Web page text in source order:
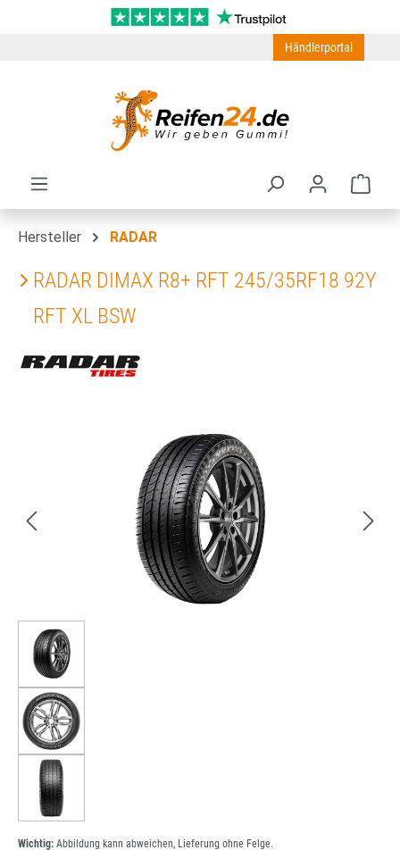
Zum Hauptinhalt springen
Händlerportal
Hersteller RADAR
RADAR DIMAX R8+ RFT 245/35RF18 92Y
RFT XL BSW
Wichtig: Abbildung kann abweichen, Lieferung ohne Felge.